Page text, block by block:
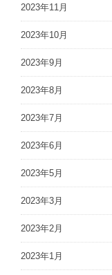
2023年11月
2023年10月
2023年9月
2023年8月
2023年7月
2023年6月
2023年5月
2023年3月
2023年2月
2023年1月